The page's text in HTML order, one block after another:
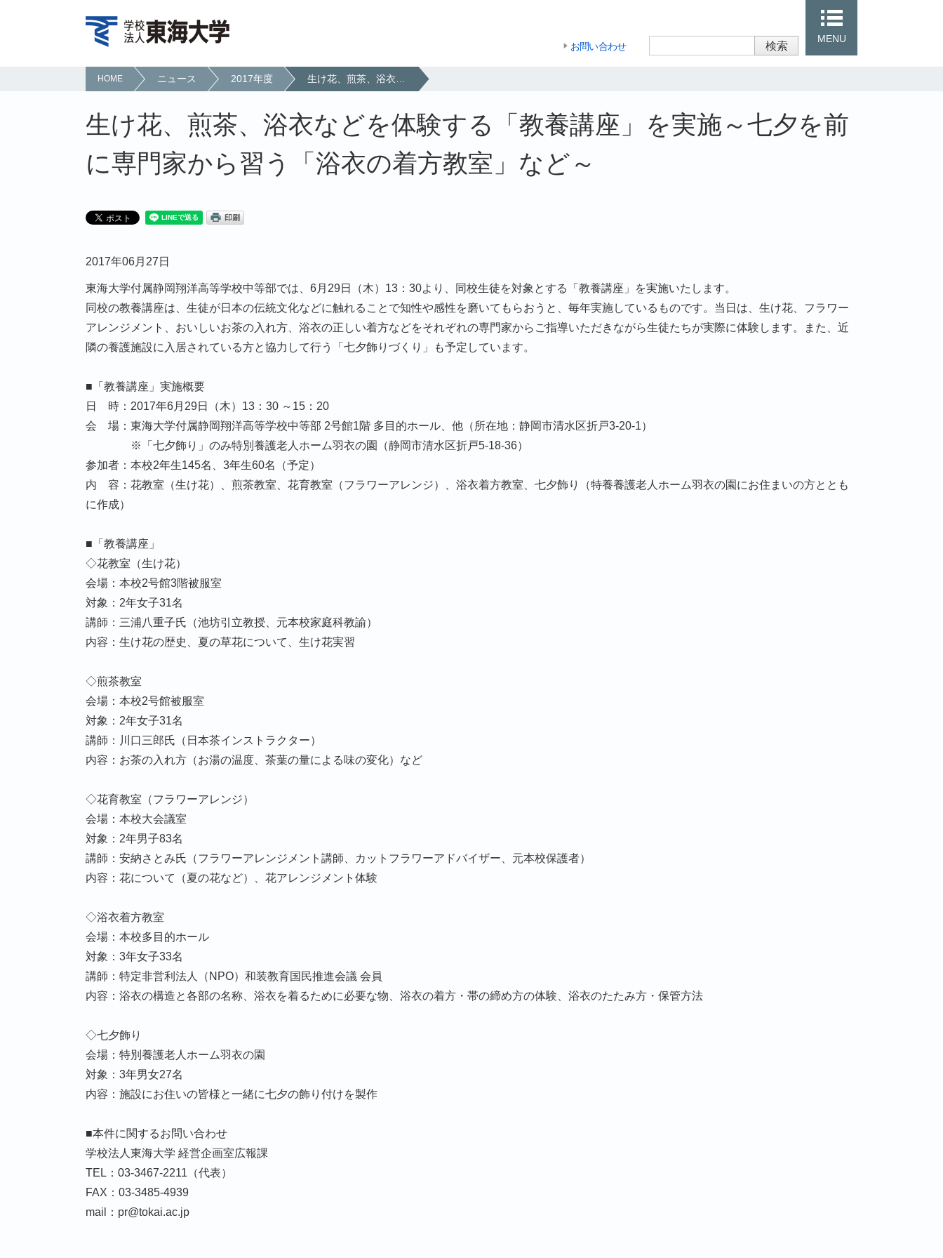
お問い合わせ 検索
MENU
HOME ニュース 2017年度
生け花、煎茶、浴衣などを体験する「教養講座」を実施～七夕を前
に専門家から習う「浴衣の着方教室」など～
2017年06月27日
東海大学付属静岡翔洋高等学校中等部では、6月29日（木）13：30より、同校生徒を対象とする「教養講座」を実施いたします。
同校の教養講座は、生徒が日本の伝統文化などに触れることで知性や感性を磨いてもらおうと、毎年実施しているものです。当日は、生け花、フラワー
アレンジメント、おいしいお茶の入れ方、浴衣の正しい着方などをそれぞれの専門家からご指導いただきながら生徒たちが実際に体験します。また、近
隣の養護施設に入居されている方と協力して行う「七夕飾りづくり」も予定しています。
■「教養講座」実施概要
日 時：2017年6月29日（木）13：30 ～15：20
会 場：東海大学付属静岡翔洋高等学校中等部 2号館1階 多目的ホール、他（所在地：静岡市清水区折戸3-20-1）
※「七夕飾り」のみ特別養護老人ホーム羽衣の園（静岡市清水区折戸5-18-36）
参加者：本校2年生145名、3年生60名（予定）
内 容：花教室（生け花）、煎茶教室、花育教室（フラワーアレンジ）、浴衣着方教室、七夕飾り（特養養護老人ホーム羽衣の園にお住まいの方ととも
に作成）
■「教養講座」
◇花教室（生け花）
会場：本校2号館3階被服室
対象：2年女子31名
講師：三浦八重子氏（池坊引立教授、元本校家庭科教諭）
内容：生け花の歴史、夏の草花について、生け花実習
◇煎茶教室
会場：本校2号館被服室
対象：2年女子31名
講師：川口三郎氏（日本茶インストラクター）
内容：お茶の入れ方（お湯の温度、茶葉の量による味の変化）など
◇花育教室（フラワーアレンジ）
会場：本校大会議室
対象：2年男子83名
講師：安納さとみ氏（フラワーアレンジメント講師、カットフラワーアドバイザー、元本校保護者）
内容：花について（夏の花など）、花アレンジメント体験
◇浴衣着方教室
会場：本校多目的ホール
対象：3年女子33名
講師：特定非営利法人（NPO）和装教育国民推進会議 会員
内容：浴衣の構造と各部の名称、浴衣を着るために必要な物、浴衣の着方・帯の締め方の体験、浴衣のたたみ方・保管方法
◇七夕飾り
会場：特別養護老人ホーム羽衣の園
対象：3年男女27名
内容：施設にお住いの皆様と一緒に七夕の飾り付けを製作
■本件に関するお問い合わせ
学校法人東海大学 経営企画室広報課
TEL：03-3467-2211（代表）
FAX：03-3485-4939
mail：pr@tokai.ac.jp